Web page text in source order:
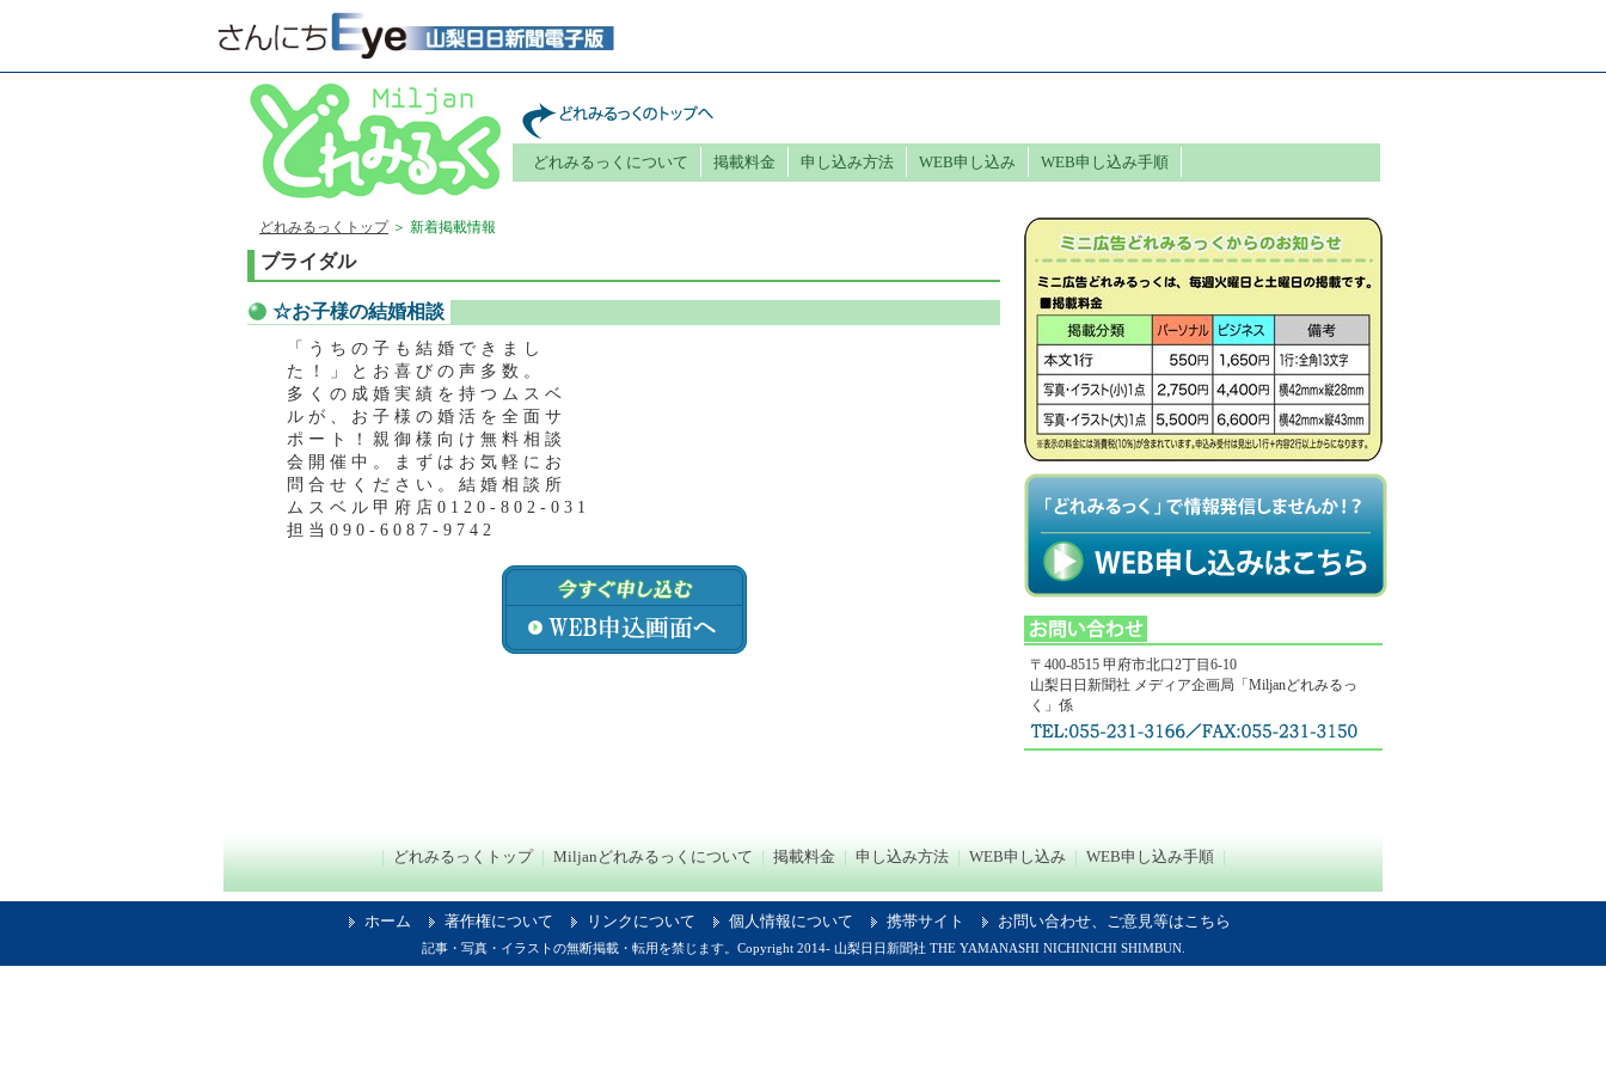
どれみるっくについて 掲載料金 申し込み方法 WEB申し込み WEB申し込み手順
どれみるっくトップ＞ 新着掲載情報
ブライダル
☆お子様の結婚相談
「 う ち の 子 も 結 婚 で き ま し
た ！ 」 と お 喜 び の 声 多 数 。
多 く の 成 婚 実 績 を 持 つ ム ス ベ
ル が 、 お 子 様 の 婚 活 を 全 面 サ
ポ ー ト ！ 親 御 様 向 け 無 料 相 談
会 開 催 中 。 ま ず は お 気 軽 に お
問 合 せ く だ さ い 。 結 婚 相 談 所
ム ス ベ ル 甲 府 店 0 1 2 0 - 8 0 2 - 0 3 1
担 当 0 9 0 - 6 0 8 7 - 9 7 4 2
〒400-8515 甲府市北口2丁目6-10
山梨日日新聞社 メディア企画局「Miljanどれみるっ
く」係
どれみるっくトップ Miljanどれみるっくについて 掲載料金 申し込み方法 WEB申し込み WEB申し込み手順
ホーム 著作権について リンクについて 個人情報について 携帯サイト お問い合わせ、ご意見等はこちら
記事・写真・イラストの無断掲載・転用を禁じます。Copyright 2014- 山梨日日新聞社 THE YAMANASHI NICHINICHI SHIMBUN.